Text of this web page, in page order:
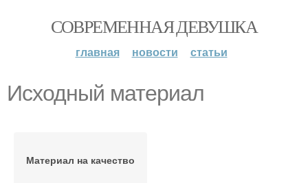
СОВРЕМЕННАЯ ДЕВУШКА
главная новости статьи
Исходный материал
Материал на качество